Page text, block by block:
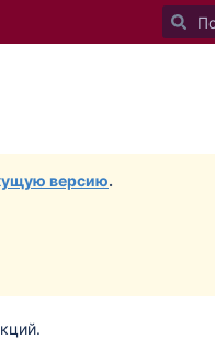
версию.